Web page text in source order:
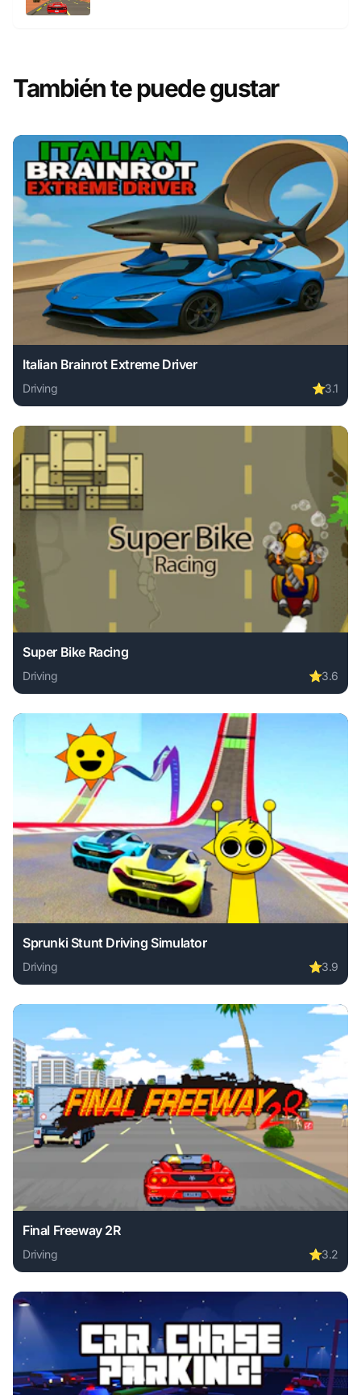
También te puede gustar
Italian Brainrot Extreme Driver
Driving ⭐3.1
Play Italian Brainrot Extreme Driver online free. driving
Super Bike Racing
Driving ⭐3.6
Play Super Bike Racing online free. driving game, no
Sprunki Stunt Driving Simulator
Driving ⭐3.9
Play Sprunki Stunt Driving Simulator online free. driving
Final Freeway 2R
Driving ⭐3.2
Play Final Freeway 2R online free. driving game, no